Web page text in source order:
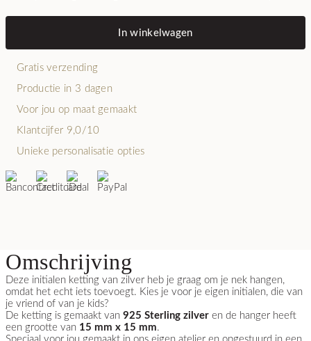
In winkelwagen
Gratis verzending
Productie in 3 dagen
Voor jou op maat gemaakt
Klantcijfer 9,0/10
Unieke personalisatie opties
Omschrijving
Deze initialen ketting van zilver heb je graag om je nek hangen,
omdat het echt iets toevoegt. Kies je voor je eigen initialen, die van
je vriend of van je kids?
De ketting is gemaakt van 925 Sterling zilver en de hanger heeft
een grootte van 15 mm x 15 mm.